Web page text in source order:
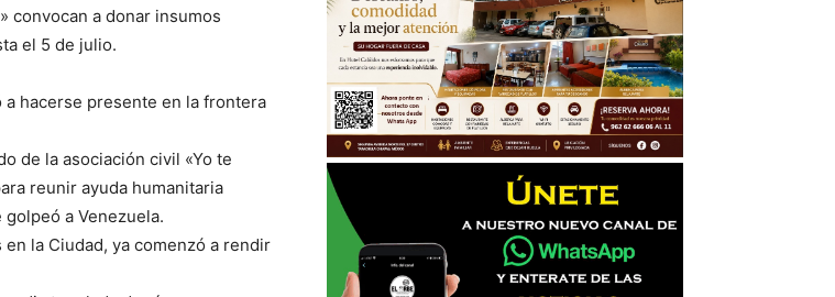
convocan a donar insumos
el 5 de julio.
hacerse presente en la frontera
de la asociación civil «Yo te
reunir ayuda humanitaria
a Venezuela.
la Ciudad, ya comenzó a rendir